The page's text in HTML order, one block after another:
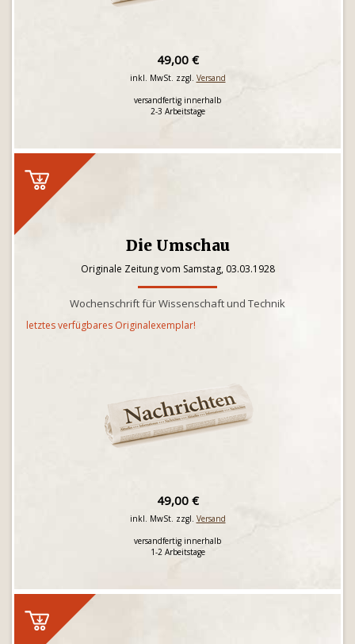
49,00 €
inkl. MwSt. zzgl. Versand
versandfertig innerhalb
2-3 Arbeitstage
Die Umschau
Originale Zeitung vom Samstag, 03.03.1928
Wochenschrift für Wissenschaft und Technik
letztes verfügbares Originalexemplar!
49,00 €
inkl. MwSt. zzgl. Versand
versandfertig innerhalb
1-2 Arbeitstage